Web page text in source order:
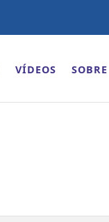
VÍDEOS SOBRE